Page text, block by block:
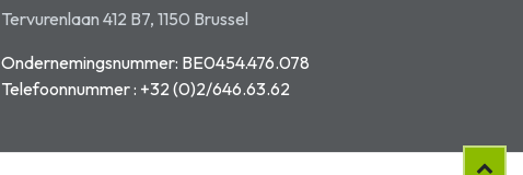
Tervurenlaan 412 B7, 1150 Brussel
Ondernemingsnummer: BE0454.476.078
Telefoonnummer : +32 (0)2/646.63.62